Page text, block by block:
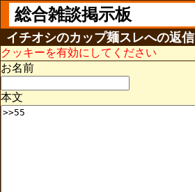
総合雑談掲示板
イチオシのカップ麺スレへの返信
クッキーを有効にしてください
お名前
本文